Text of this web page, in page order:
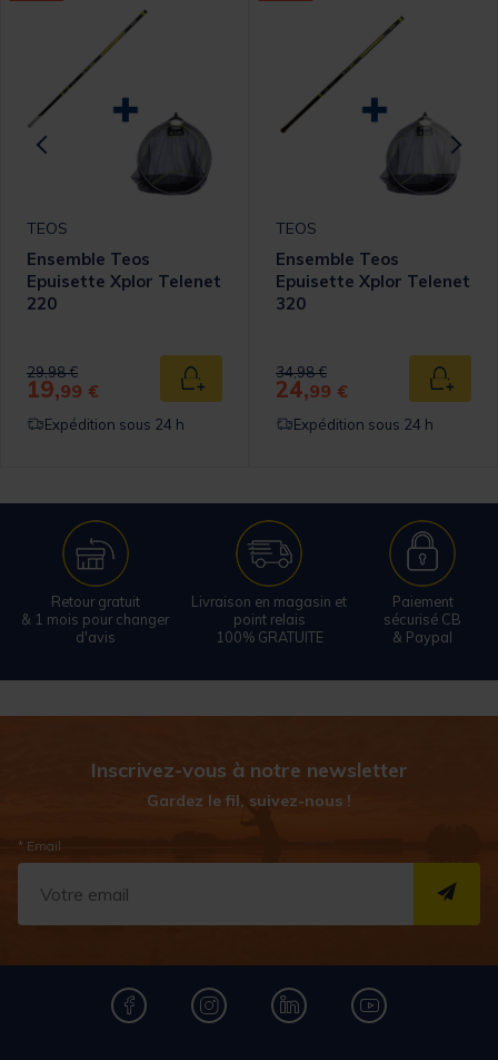
panier
TEOS
Ensemble Teos
Epuisette Xplor Telenet
220
Price reduced from
29,98 €to
19,99 € Ajouter au panier
Expédition sous 24 h
TEOS
Ensemble Teos
Epuisette Xplor Telenet
320
Price reduced from
34,98 €to
24,99 €
Expédition sous 24 h
Retour gratuit
& 1 mois pour changer
d'avis
Livraison en magasin et
point relais
100% GRATUITE
Paiement
sécurisé CB
& Paypal
Inscrivez-vous à notre newsletter
Gardez le fil, suivez-nous !
* Email